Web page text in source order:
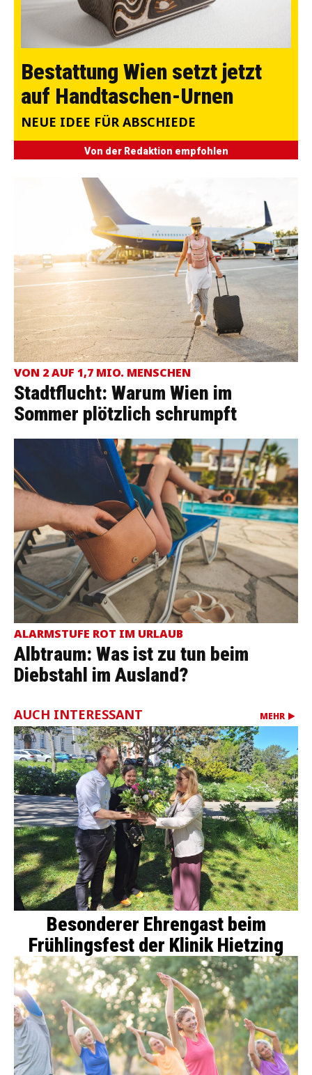
Bestattung Wien setzt jetzt
auf Handtaschen-Urnen
NEUE IDEE FÜR ABSCHIEDE
Von der Redaktion empfohlen
VON 2 AUF 1,7 MIO. MENSCHEN
Stadtflucht: Warum Wien im
Sommer plötzlich schrumpft
ALARMSTUFE ROT IM URLAUB
Albtraum: Was ist zu tun beim
Diebstahl im Ausland?
AUCH INTERESSANT MEHR
Besonderer Ehrengast beim
Frühlingsfest der Klinik Hietzing